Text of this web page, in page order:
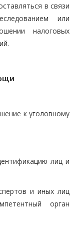
в связи
или
налоговых
к уголовному
лиц и
и иных лиц
орган